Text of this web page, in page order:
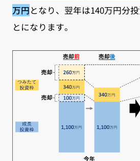
万円となり、翌年は140万円分
とになります。